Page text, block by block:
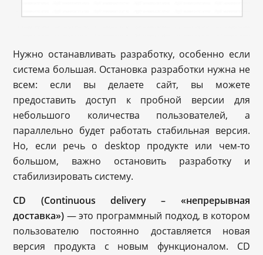
Нужно останавливать разработку, особенно если
система большая. Остановка разработки нужна не
всем: если вы делаете сайт, вы можете
предоставить доступ к пробной версии для
небольшого количества пользователей, а
параллельно будет работать стабильная версия.
Но, если речь о desktop продукте или чем-то
большом, важно остановить разработку и
стабилизировать систему.
CD (Continuous delivery – «непрерывная
доставка») — это программный подход, в котором
пользователю постоянно доставляется новая
версия продукта с новым функционалом. CD